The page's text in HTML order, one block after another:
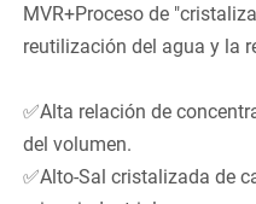
MVR+Proceso de
reutilización del agua y la
✅Alta relación de
del volumen.
✅Alto-Sal cristalizada de